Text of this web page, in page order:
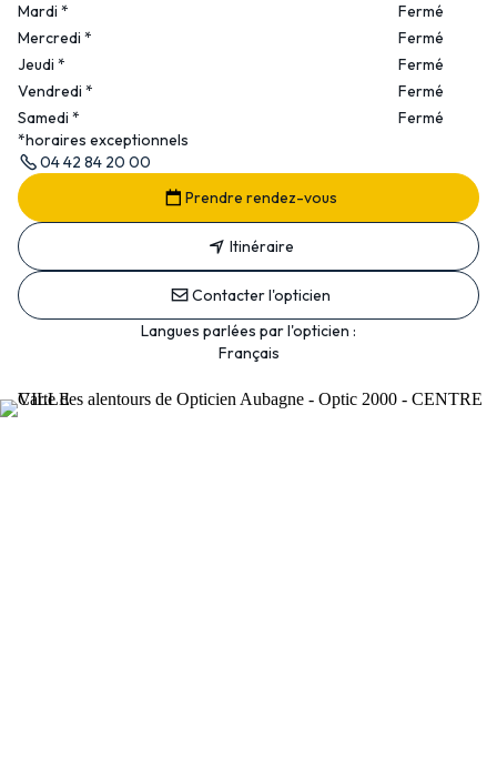
Mardi *
Fermé
Mercredi *
Fermé
Jeudi *
Fermé
Vendredi *
Fermé
Samedi *
Fermé
*horaires exceptionnels
04 42 84 20 00
Prendre rendez-vous
Itinéraire
Contacter l'opticien
Langues parlées par l'opticien :
Français